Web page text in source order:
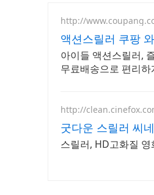
http://
액션스릴러 쿠팡
아이들 액션스릴러,
무료배송으로 편리하
http://
굿다운 스릴러 씨
스릴러, HD고화질